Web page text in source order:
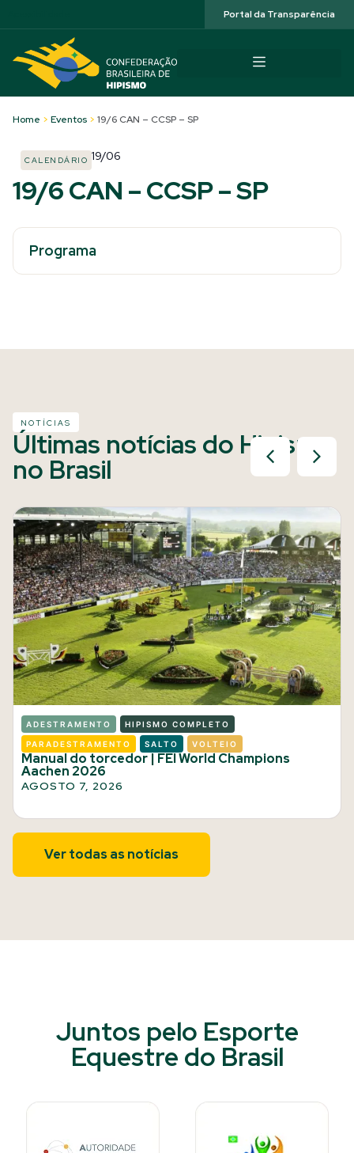
Portal da Transparência
Home > Eventos > 19/6 CAN – CCSP – SP
CALENDÁRIO 19/06
19/6 CAN – CCSP – SP
Programa
NOTÍCIAS
Últimas notícias do Hipismo
no Brasil
ADESTRAMENTO HIPISMO COMPLETO
PARADESTRAMENTO SALTO VOLTEIO
Manual do torcedor | FEI World Champions
Aachen 2026
AGOSTO 7, 2026
Ver todas as notícias
Juntos pelo Esporte
Equestre do Brasil​